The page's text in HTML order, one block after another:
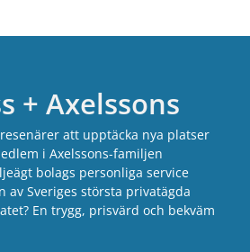
+ Axelssons
att upptäcka nya platser
i Axelssons-familjen
bolags personliga service
av Sveriges största privatägda
En trygg, prisvärd och bekväm